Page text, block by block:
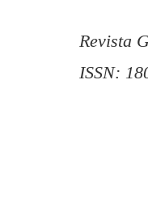
Revista
ISSN: